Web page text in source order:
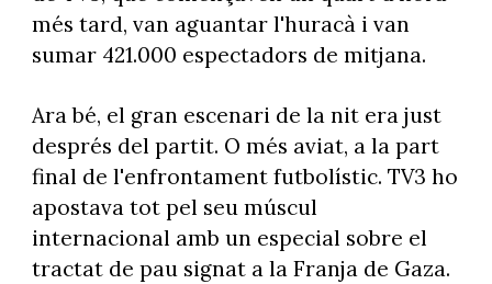
més tard, van aguantar l'huracà i van
sumar 421.000 espectadors de mitjana.
Ara bé, el gran escenari de la nit era just
després del partit. O més aviat, a la part
final de l'enfrontament futbolístic. TV3 ho
apostava tot pel seu múscul
internacional amb un especial sobre el
tractat de pau signat a la Franja de Gaza.